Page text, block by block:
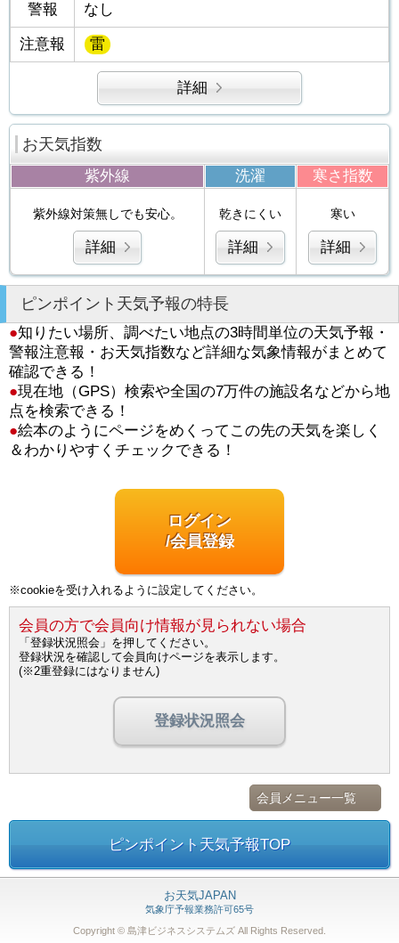
警報 なし
注意報 雷
詳細
お天気指数
紫外線 洗濯 寒さ指数
紫外線対策無しでも安心。
詳細
乾きにくい
詳細
寒い
詳細
ピンポイント天気予報の特長
●知りたい場所、調べたい地点の3時間単位の天気予報・
警報注意報・お天気指数など詳細な気象情報がまとめて
確認できる！
●現在地（GPS）検索や全国の7万件の施設名などから地
点を検索できる！
●絵本のようにページをめくってこの先の天気を楽しく
＆わかりやすくチェックできる！
ログイン
/会員登録
※cookieを受け入れるように設定してください。
会員の方で会員向け情報が見られない場合
「登録状況照会」を押してください。
登録状況を確認して会員向けページを表示します。
(※2重登録にはなりません)
登録状況照会
会員メニュー一覧
ピンポイント天気予報TOP
お天気JAPAN
気象庁予報業務許可65号
Copyright © 島津ビジネスシステムズ All Rights Reserved.